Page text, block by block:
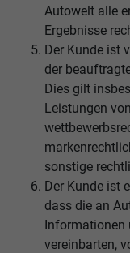
Autowelt alle
Ergebnisse
Der Kunde ist
der
Dies gilt
Leistungen
sonstige
Der Kunde ist
dass die an
Informationen
vereinbarten,